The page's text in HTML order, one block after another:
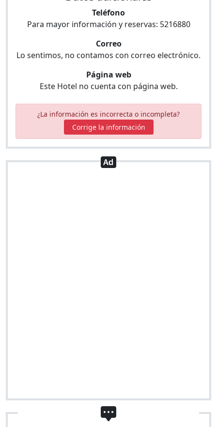
Teléfono
Para mayor información y reservas: 5216880
Correo
Lo sentimos, no contamos con correo electrónico.
Página web
Este Hotel no cuenta con página web.
¿La información es incorrecta o incompleta?
Corrige la información